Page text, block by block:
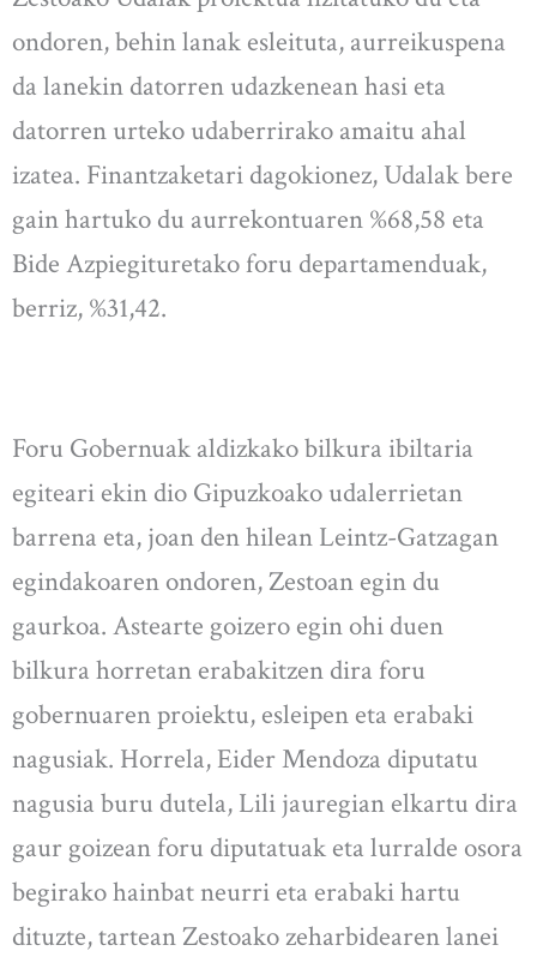
ondoren, behin lanak esleituta, aurreikuspena
da lanekin datorren udazkenean hasi eta
datorren urteko udaberrirako amaitu ahal
izatea. Finantzaketari dagokionez, Udalak bere
gain hartuko du aurrekontuaren %68,58 eta
Bide Azpiegituretako foru departamenduak,
berriz, %31,42.
Foru Gobernuak aldizkako bilkura ibiltaria
egiteari ekin dio Gipuzkoako udalerrietan
barrena eta, joan den hilean Leintz-Gatzagan
egindakoaren ondoren, Zestoan egin du
gaurkoa. Astearte goizero egin ohi duen
bilkura horretan erabakitzen dira foru
gobernuaren proiektu, esleipen eta erabaki
nagusiak. Horrela, Eider Mendoza diputatu
nagusia buru dutela, Lili jauregian elkartu dira
gaur goizean foru diputatuak eta lurralde osora
begirako hainbat neurri eta erabaki hartu
dituzte, tartean Zestoako zeharbidearen lanei